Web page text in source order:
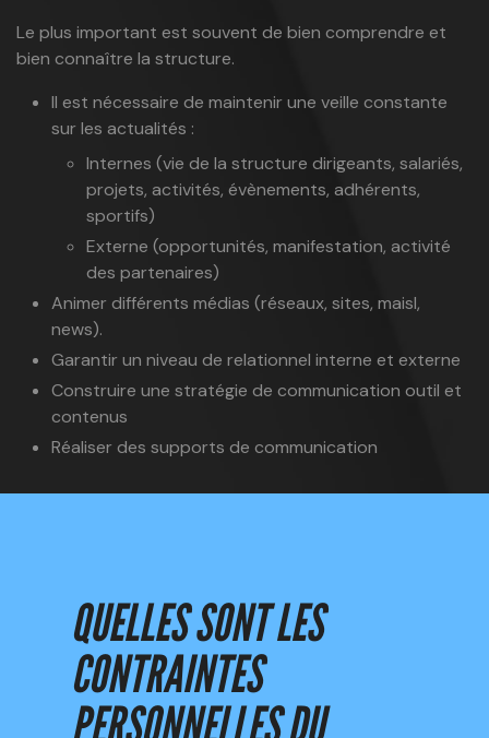
Le plus important est souvent de bien comprendre et
bien connaître la structure.
Il est nécessaire de maintenir une veille constante
sur les actualités :
Internes (vie de la structure dirigeants, salariés,
projets, activités, évènements, adhérents,
sportifs)
Externe (opportunités, manifestation, activité
des partenaires)
Animer différents médias (réseaux, sites, maisl,
news).
Garantir un niveau de relationnel interne et externe
Construire une stratégie de communication outil et
contenus
Réaliser des supports de communication
QUELLES SONT LES
CONTRAINTES
PERSONNELLES DU